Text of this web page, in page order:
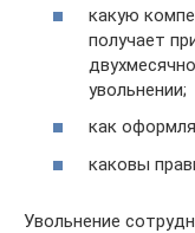
какую
получает
увольнении;
как
каковы
Увольнение